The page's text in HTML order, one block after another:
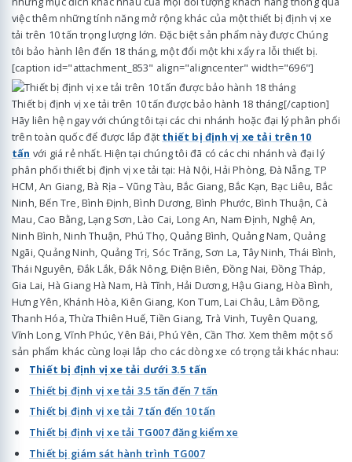
việc thêm những tính năng mở rộng khác của một thiết bị định vị xe
tải trên 10 tấn trọng lượng lớn. Đặc biệt sản phẩm này được Chúng
tôi bảo hành lên đến 18 tháng, một đổi một khi xẩy ra lỗi thiết bị.
[caption id="attachment_853" align="aligncenter" width="696"]
Thiết bị định vị xe tải trên 10 tấn được bảo hành 18 tháng[/caption]
Hãy liên hệ ngay với chúng tôi tại các chi nhánh hoặc đại lý phân phối
trên toàn quốc để được lắp đặt thiết bị định vị xe tải trên 10
tấn với giá rẻ nhất. Hiện tại chúng tôi đã có các chi nhánh và đại lý
phân phối thiết bị định vị xe tải tại: Hà Nội, Hải Phòng, Đà Nẵng, TP
HCM, An Giang, Bà Rịa – Vũng Tàu, Bắc Giang, Bắc Kạn, Bạc Liêu, Bắc
Ninh, Bến Tre, Bình Định, Bình Dương, Bình Phước, Bình Thuận, Cà
Mau, Cao Bằng, Lạng Sơn, Lào Cai, Long An, Nam Định, Nghệ An,
Ninh Bình, Ninh Thuận, Phú Thọ, Quảng Bình, Quảng Nam, Quảng
Ngãi, Quảng Ninh, Quảng Trị, Sóc Trăng, Sơn La, Tây Ninh, Thái Bình,
Thái Nguyên, Đắk Lắk, Đắk Nông, Điện Biên, Đồng Nai, Đồng Tháp,
Gia Lai, Hà Giang Hà Nam, Hà Tĩnh, Hải Dương, Hậu Giang, Hòa Bình,
Hưng Yên, Khánh Hòa, Kiên Giang, Kon Tum, Lai Châu, Lâm Đồng,
Thanh Hóa, Thừa Thiên Huế, Tiền Giang, Trà Vinh, Tuyên Quang,
Vĩnh Long, Vĩnh Phúc, Yên Bái, Phú Yên, Cần Thơ. Xem thêm một số
sản phẩm khác cùng loại lắp cho các dòng xe có trọng tải khác nhau:
Thiết bị định vị xe tải dưới 3.5 tấn
Thiết bị định vị xe tải 3.5 tấn đến 7 tấn
Thiết bị định vị xe tải 7 tấn đến 10 tấn
Thiết bị định vị xe tải TG007 đăng kiểm xe
Thiết bị giám sát hành trình TG007